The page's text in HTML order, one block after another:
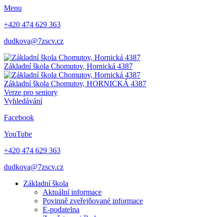
Menu
+420 474 629 363
dudkova@7zscv.cz
Základní škola Chomutov, Hornická 4387
Základní škola Chomutov, HORNICKÁ 4387
Verze pro seniory
Vyhledávání
Facebook
YouTube
+420 474 629 363
dudkova@7zscv.cz
Základní škola
Aktuální informace
Povinně zveřejňované informace
E-podatelna